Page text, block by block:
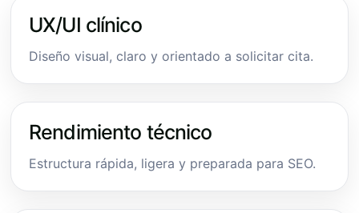
UX/UI clínico
Diseño visual, claro y orientado a solicitar cita.
Rendimiento técnico
Estructura rápida, ligera y preparada para SEO.